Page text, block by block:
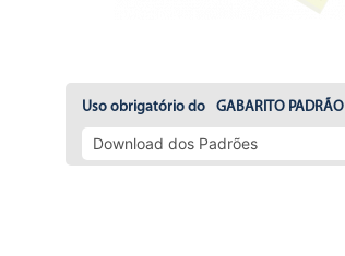
Uso obrigatório do GABARITO PADRÃO